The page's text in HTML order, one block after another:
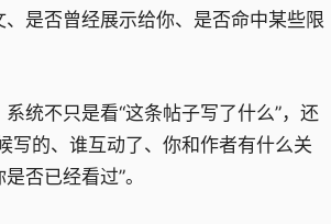
是否曾经展示给你、是否命中某些限
统不只是看“这条帖子写了什么”，还
写的、谁互动了、你和作者有什么关
否已经看过”。